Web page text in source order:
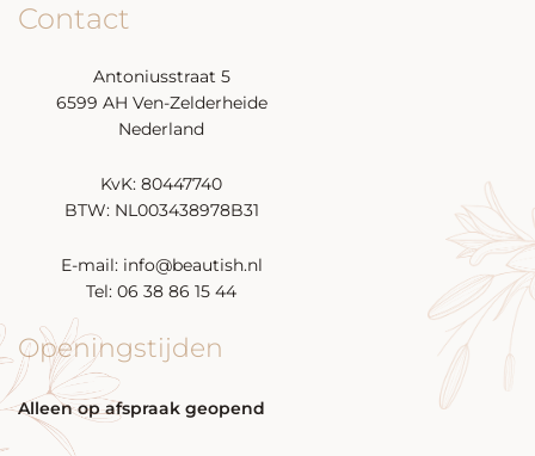
Contact
Antoniusstraat 5
6599 AH Ven-Zelderheide
Nederland
KvK: 80447740
BTW: NL003438978B31
E-mail: info@beautish.nl
Tel: 06 38 86 15 44
Openingstijden
Alleen op afspraak geopend